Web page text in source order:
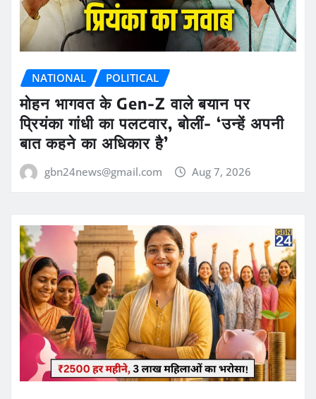
NATIONAL POLITICAL
मोहन भागवत के Gen-Z वाले बयान पर
प्रियंका गांधी का पलटवार, बोलीं- ‘उन्हें अपनी
बात कहने का अधिकार है’
gbn24news@gmail.com Aug 7, 2026